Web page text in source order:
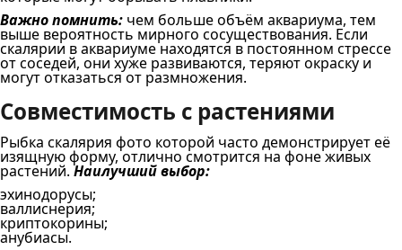
Важно помнить: чем больше объём аквариума, тем
выше вероятность мирного сосуществования. Если
скалярии в аквариуме находятся в постоянном стрессе
от соседей, они хуже развиваются, теряют окраску и
могут отказаться от размножения.
Совместимость с растениями
Рыбка скалярия фото которой часто демонстрирует её
изящную форму, отлично смотрится на фоне живых
растений. Наилучший выбор:
эхинодорусы;
валлиснерия;
криптокорины;
анубиасы.